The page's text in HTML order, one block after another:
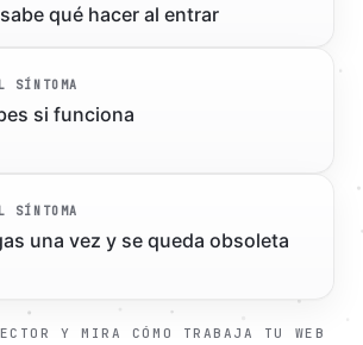
qué hacer al entrar
SÍNTOMA
si funciona
SÍNTOMA
una vez y se queda obsoleta
Y MIRA CÓMO TRABAJA TU WEB